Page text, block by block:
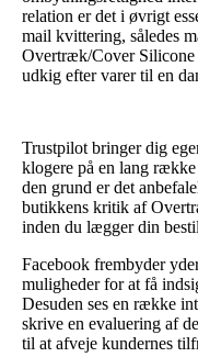
relation er det i øvrigt
mail kvittering, således
Overtræk/Cover Silicone
udkig efter varer til en
Trustpilot bringer dig
klogere på en lang
den grund er det
butikkens kritik af
inden du lægger din
Facebook frembyder
muligheder for at få
Desuden ses en række
skrive en evaluering af
til at afveje kundernes